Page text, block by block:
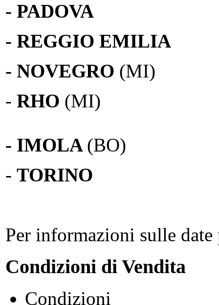
- PADOVA
- REGGIO EMILIA
- NOVEGRO (MI)
- RHO (MI)
- IMOLA (BO)
- TORINO
Per informazioni sulle
Condizioni di Vendita
Condizioni